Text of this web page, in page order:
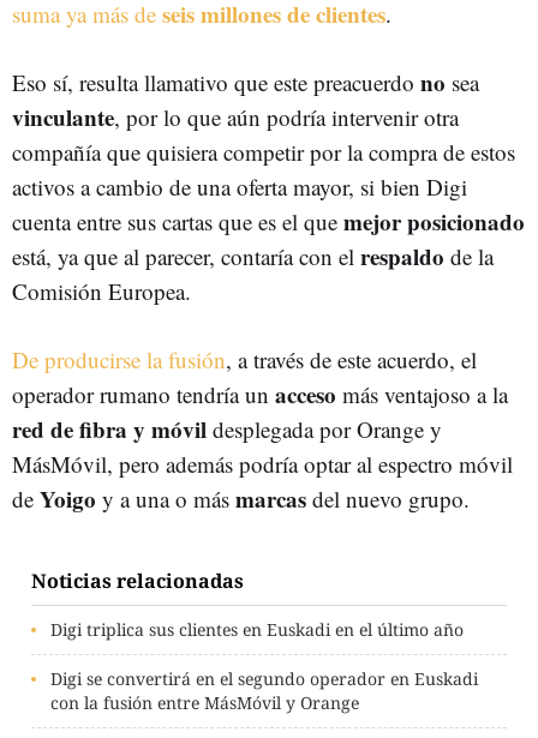
suma ya más de seismillonesdeclientes.
Eso sí, resulta llamativo que este preacuerdo no sea
vinculante, por lo que aún podría intervenir otra
compañía que quisiera competir por la compra de estos
activos a cambio de una oferta mayor, si bien Digi
cuenta entre sus cartas que es el que mejor posicionado
está, ya que al parecer, contaría con el respaldo de la
Comisión Europea.
De producirse la fusión, a través de este acuerdo, el
operador rumano tendría un acceso más ventajoso a la
red defibra y móvil desplegada por Orange y
MásMóvil, pero además podría optar al espectro móvil
de Yoigo y a una o más marcas del nuevo grupo.
Noticias relacionadas
Digi triplica sus clientes en Euskadi en el último año
Digi se convertirá en el segundo operador en Euskadi
con la fusión entre MásMóvil y Orange